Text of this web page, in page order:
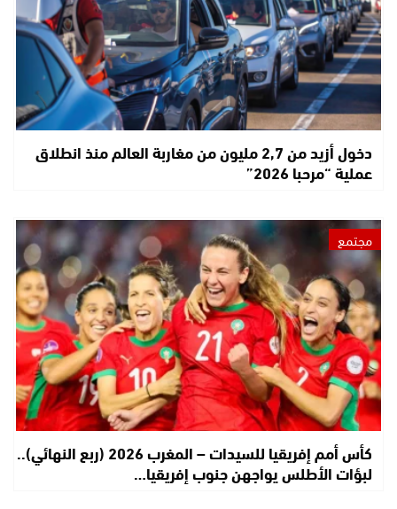
دخول أزيد من 2,7 مليون من مغاربة العالم منذ انطلاق
عملية “مرحبا 2026”
مجتمع
كأس أمم إفريقيا للسيدات – المغرب 2026 (ربع النهائي)..
لبؤات الأطلس يواجهن جنوب إفريقيا…